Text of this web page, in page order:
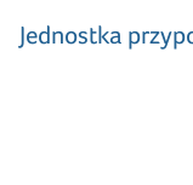
Jednostka